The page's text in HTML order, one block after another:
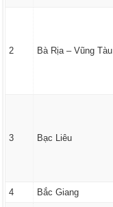
2 Bà Rịa – Vũng Tàu
3 Bạc Liêu
4 Bắc Giang